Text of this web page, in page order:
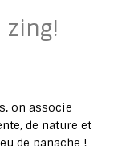
zing!
on associe
de nature et
de panache !